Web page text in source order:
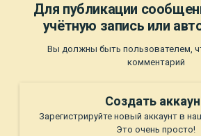
Для публикации
учётную запись или
Вы должны быть пользователем,
комментарий
Создать
Зарегистрируйте новый аккаунт в
Это очень просто!